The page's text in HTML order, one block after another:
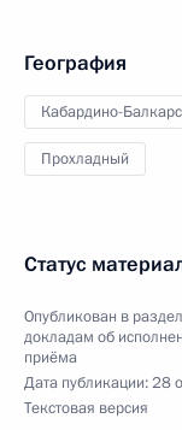
География
Кабардино-
Прохладный
Статус
Опубликован в
докладам об
приёма
Дата публикации:28
Текстовая версия